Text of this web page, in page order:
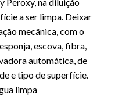
a ser limpa. Deixar
mecânica, com o
escova, fibra,
automática, de
e tipo de superfície.
limpa